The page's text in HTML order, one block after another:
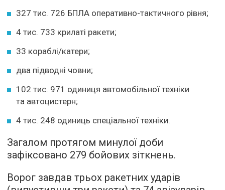
327 тис. 726 БПЛА оперативно-тактичного рівня;
4 тис. 733 крилаті ракети;
33 кораблі/катери;
два підводні човни;
102 тис. 971 одиниця автомобільної техніки
та автоцистерн;
4 тис. 248 одиниць спеціальної техніки.
Загалом протягом минулої доби
зафіксовано 279 бойових зіткнень.
Ворог завдав трьох ракетних ударів